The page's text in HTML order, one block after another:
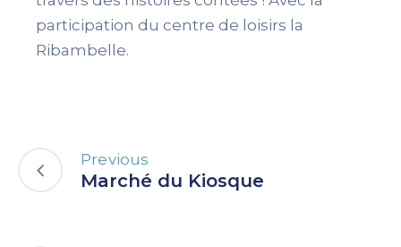
participation du centre de loisirs la
Ribambelle.
Previous
Marché du Kiosque